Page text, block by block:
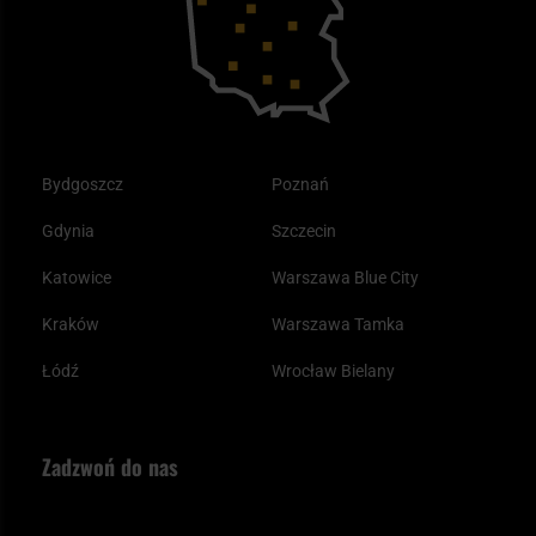
Bydgoszcz
Gdynia
Katowice
Kraków
Łódź
Poznań
Szczecin
Warszawa Blue City
Warszawa Tamka
Wrocław Bielany
Zadzwoń do nas